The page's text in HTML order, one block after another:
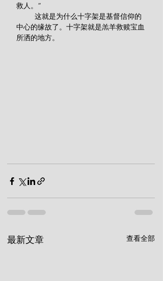
救人。”
中心的缘故了。十字架就是羔羊救赎宝血
所洒的地方。
最新文章 查看全部